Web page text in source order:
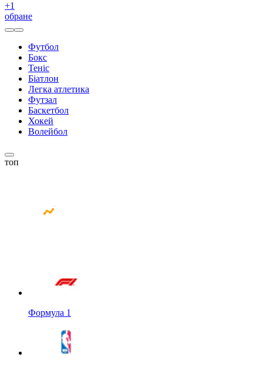
+1
обране
Футбол
Бокс
Теніс
Біатлон
Легка атлетика
Футзал
Баскетбол
Хокей
Волейбол
топ
Формула 1